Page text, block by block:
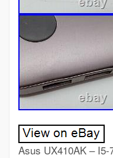
Asus UX410AK –